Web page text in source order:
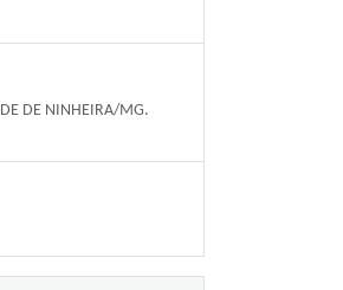
DE NINHEIRA/MG.